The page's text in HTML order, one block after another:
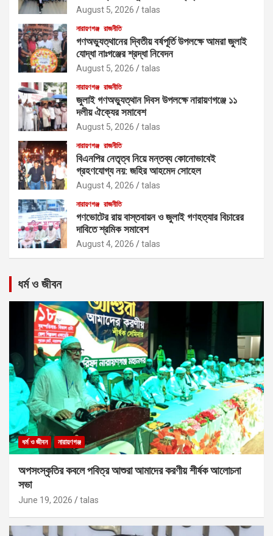
August 5, 2026 talas
নারায়ণগঞ্জ রাজনীতি
গণঅভ্যুত্থানের দ্বিতীয় বর্ষপূর্তি উপলক্ষে আমরা জুলাই
যোদ্ধা নাঃগঞ্জের শ্রদ্ধা নিবেদন
August 5, 2026 talas
নারায়ণগঞ্জ রাজনীতি
জুলাই গণঅভ্যুত্থান দিবস উপলক্ষে নারায়ণগঞ্জে ১১
দলীয় ঐক্যের সমাবেশ
August 5, 2026 talas
নারায়ণগঞ্জ রাজনীতি
বিএনপির নেতৃত্ব নিয়ে মন্তব্য কোনোভাবেই
গ্রহণযোগ্য নয়: জহির আহমেদ সোহেল
August 4, 2026 talas
নারায়ণগঞ্জ রাজনীতি
গণভোটের রায় বাস্তবায়ন ও জুলাই গণহত্যার বিচারের
দাবিতে শ্রমিক সমাবেশ
August 4, 2026 talas
ধর্ম ও জীবন
ধর্ম ও জীবন নারায়ণগঞ্জ
অপসংস্কৃতির কবলে পবিত্র আশুরা আমাদের করণীয় শীর্ষক আলোচনা
সভা
June 19, 2026 talas